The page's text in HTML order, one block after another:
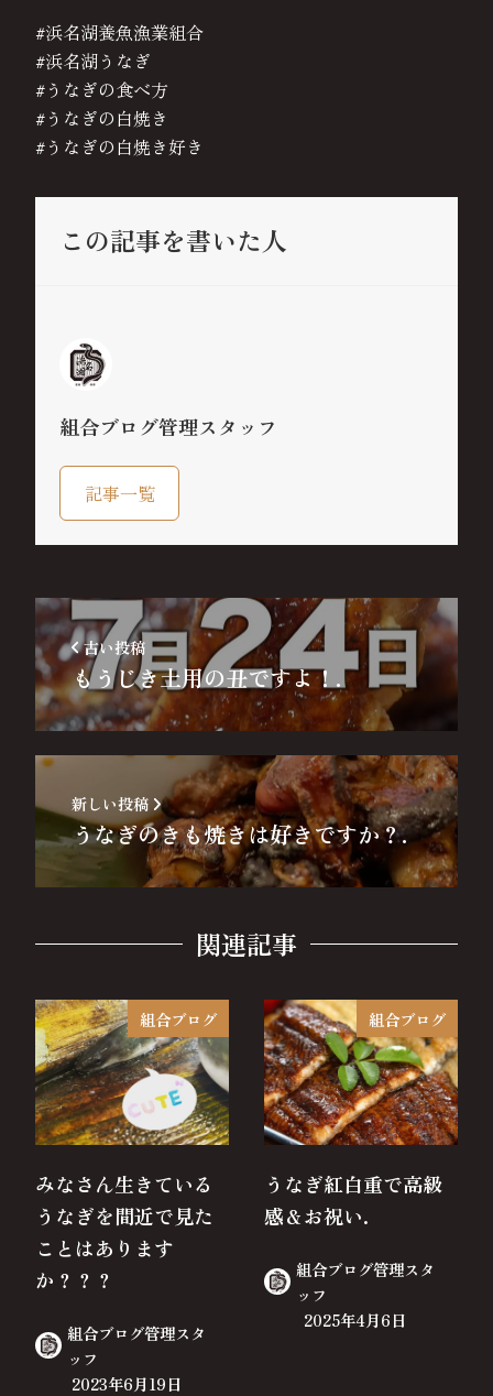
#浜名湖養魚漁業組合
#浜名湖うなぎ
#うなぎの食べ方
#うなぎの白焼き
#うなぎの白焼き好き
この記事を書いた人
組合ブログ管理スタッフ
記事一覧
古い投稿
もうじき土用の丑ですよ！.
新しい投稿
うなぎのきも焼きは好きですか？.
関連記事
組合ブログ
みなさん生きている
うなぎを間近で見た
ことはあります
か？？？
組合ブログ管理スタ
ッフ
2023年6月19日
組合ブログ
うなぎ紅白重で高級
感＆お祝い.
組合ブログ管理スタ
ッフ
2025年4月6日